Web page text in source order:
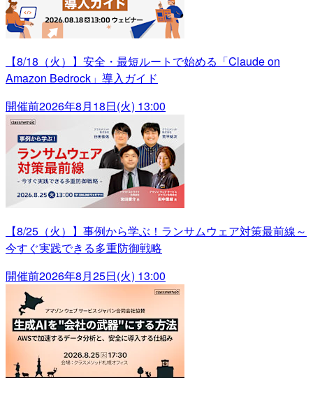
【8/18（火）】安全・最短ルートで始める「Claude on
Amazon Bedrock」導入ガイド
開催前2026年8月18日(火) 13:00
【8/25（火）】事例から学ぶ！ランサムウェア対策最前線～
今すぐ実践できる多重防御戦略
開催前2026年8月25日(火) 13:00